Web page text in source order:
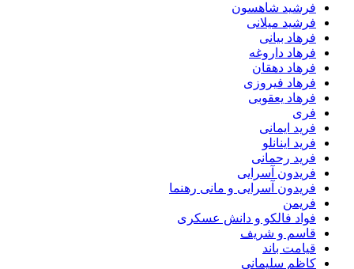
فرشید شاهسون
فرشید میلانی
فرهاد بیانی
فرهاد داروغه
فرهاد دهقان
فرهاد فیروزی
فرهاد یعقوبی
فری
فرید ایمانی
فرید اینانلو
فرید رحمانی
فریدون آسرایی
فریدون آسرایی و مانی رهنما
فریمن
فواد فالکو و دانش عسکری
قاسم و شریف
قیامت باند
کاظم سلیمانی